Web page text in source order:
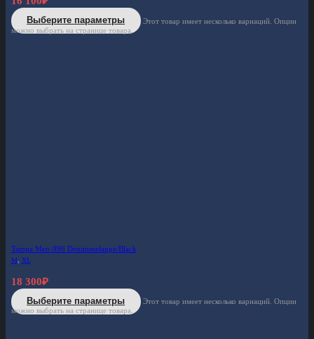
Выберите параметры
Этот товар имеет несколько вариаций. Опции
можно выбрать на странице товара.
Tampa Men-996 Denimmelange/Black
M, XL
18 300₽
Выберите параметры
Этот товар имеет несколько вариаций. Опции
можно выбрать на странице товара.